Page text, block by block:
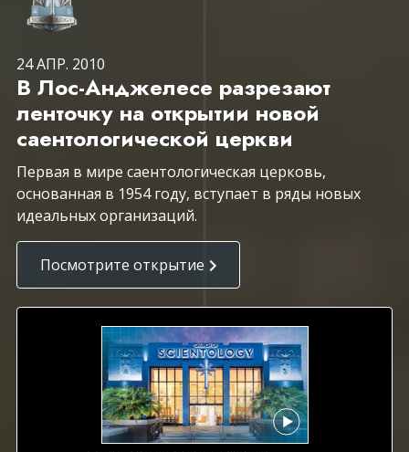
24 АПР. 2010
В Лос-Анджелесе разрезают
ленточку на открытии новой
саентологической церкви
Первая в мире саентологическая церковь,
основанная в 1954 году, вступает в ряды новых
идеальных организаций.
Посмотрите открытие